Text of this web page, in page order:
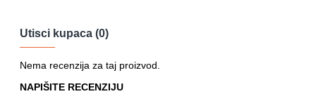
Utisci kupaca (0)
Nema recenzija za taj proizvod.
NAPIŠITE RECENZIJU